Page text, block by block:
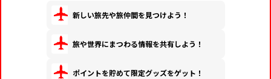
新しい旅先や旅仲間を見つけよう！
旅や世界にまつわる情報を共有しよう！
ポイントを貯めて限定グッズをゲット！